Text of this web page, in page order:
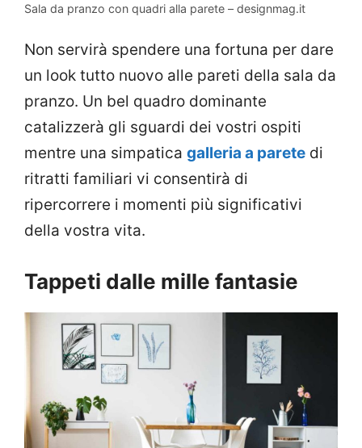
Sala da pranzo con quadri alla parete – designmag.it
Non servirà spendere una fortuna per dare
un look tutto nuovo alle pareti della sala da
pranzo. Un bel quadro dominante
catalizzerà gli sguardi dei vostri ospiti
mentre una simpatica galleria a parete di
ritratti familiari vi consentirà di
ripercorrere i momenti più significativi
della vostra vita.
Tappeti dalle mille fantasie